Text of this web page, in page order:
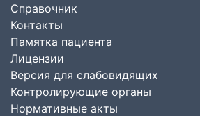
Справочник
Контакты
Памятка пациента
Лицензии
Версия для слабовидящих
Контролирующие органы
Нормативные акты